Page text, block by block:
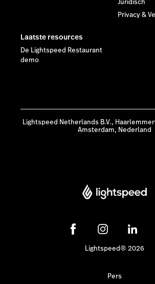
Juridisch
Privacy &
Laatste resources
De Lightspeed Restaurant
demo
Lightspeed Netherlands B.V.,
Amsterdam, Nederland
Lightspeed® 2026
Pers